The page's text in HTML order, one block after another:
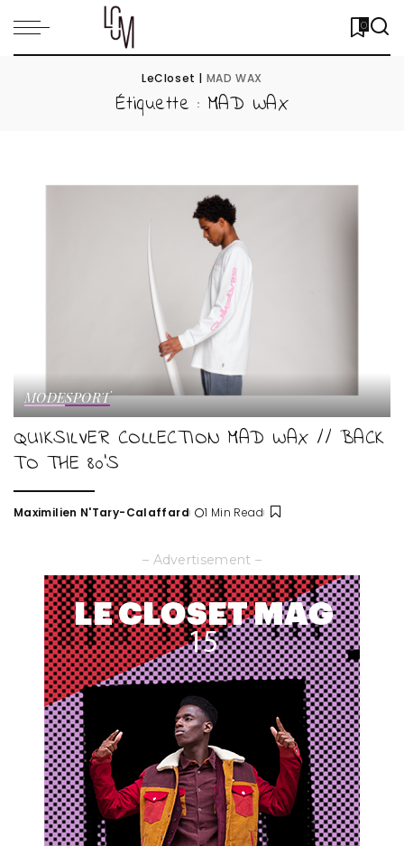
0
LeCloset | MAD WAX
Étiquette : MAD WAX
MODESPORT
QUIKSILVER COLLECTION MAD WAX // BACK
TO THE 80’S
Posted
Maximilien N'Tary-Calaffard 1 Min Read
– Advertisement –